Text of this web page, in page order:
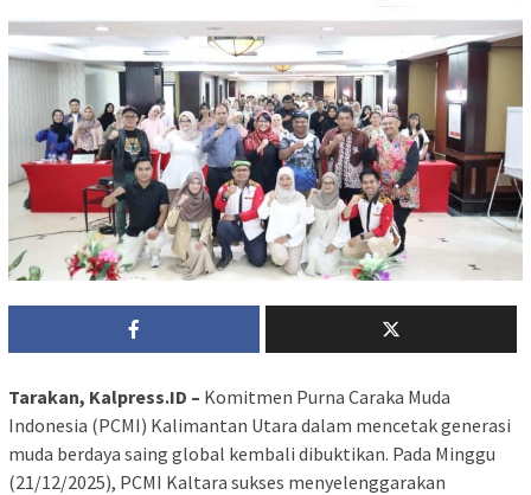
Tarakan, Kalpress.ID – Komitmen Purna Caraka Muda
Indonesia (PCMI) Kalimantan Utara dalam mencetak generasi
muda berdaya saing global kembali dibuktikan. Pada Minggu
(21/12/2025), PCMI Kaltara sukses menyelenggarakan